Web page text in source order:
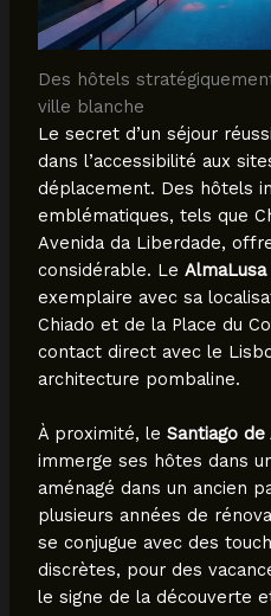
Des hôtels
ville blanche
Le secret d’un séjour
dans l’accessibilité aux
déplacement. Des hôtels
emblématiques, tels que
Avenida da Liberdade,
considérable. Le
exemplaire avec sa
Chiado et de la Place du
contact direct avec le
architecture pombaline.
À proximité, le Santiago
immerge ses hôtes dans
aménagé dans un ancien
plusieurs années de
se conjugue avec des
discrètes, pour des
le signe de la découverte